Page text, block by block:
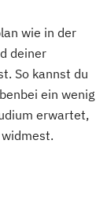
wie in der
deiner
So kannst du
ein wenig
erwartet,